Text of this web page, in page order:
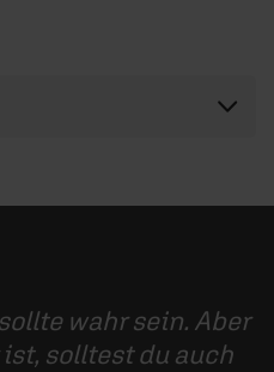
wahr sein. Aber
solltest du auch